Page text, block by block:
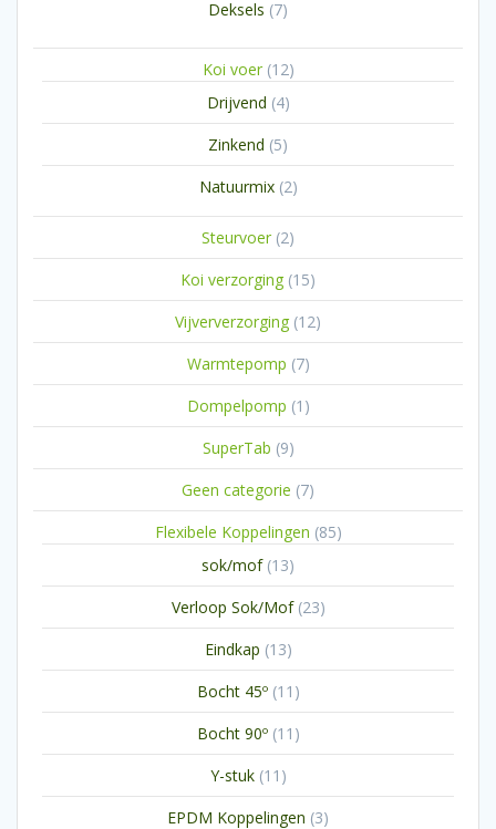
Deksels 77
Koi voer 1212
Drijvend 44
producten
Zinkend 55
producten
Natuurmix 22
Steurvoer 22
producten
Koi verzorging 1515
producten
Vijververzorging 1212
producten
Warmtepomp 77
producten
Dompelpomp 1 1
product
SuperTab 99
producten
Geen categorie 77
producten
Flexibele Koppelingen 8585
sok/mof 1313
producten
Verloop Sok/Mof 2323
producten
Eindkap 1313
producten
Bocht 45º 11 11
producten
Bocht 90º 11 11
producten
Y-stuk 11 11
producten
EPDM Koppelingen 33